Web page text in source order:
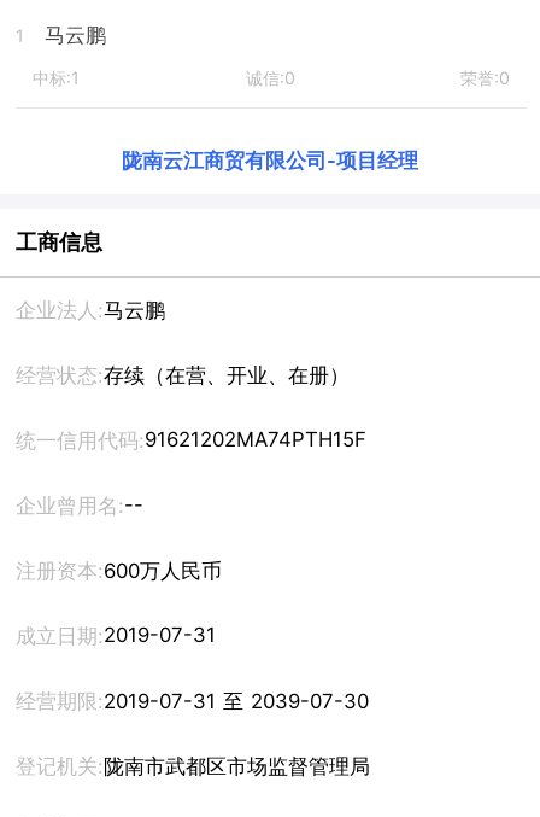
1 马云鹏
中标:1 诚信:0 荣誉:0
陇南云江商贸有限公司 -项目经理
工商信息
企业法人:马云鹏
经营状态:存续（在营、开业、在册）
统一信用代码:91621202MA74PTH15F
企业曾用名:--
注册资本:600万人民币
成立日期:2019-07-31
经营期限: 2019-07-31 至 2039-07-30
登记机关: 陇南市武都区市场监督管理局